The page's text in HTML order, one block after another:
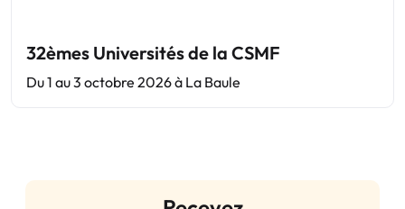
32èmes Universités de la CSMF
Du 1 au 3 octobre 2026 à La Baule